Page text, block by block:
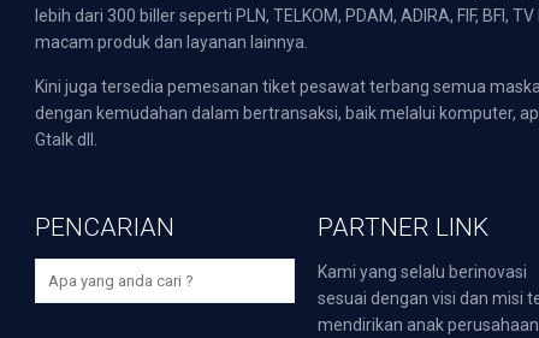
lebih dari 300 biller seperti PLN, TELKOM, PDAM, ADIRA, FIF,
macam produk dan layanan lainnya.
Kini juga tersedia pemesanan tiket pesawat terbang semua
dengan kemudahan dalam bertransaksi, baik melalui komputer,
Gtalk dll.
PENCARIAN PARTNER LINK
Kami yang selalu berinovasi
sesuai dengan visi dan misi
mendirikan anak perusahaan